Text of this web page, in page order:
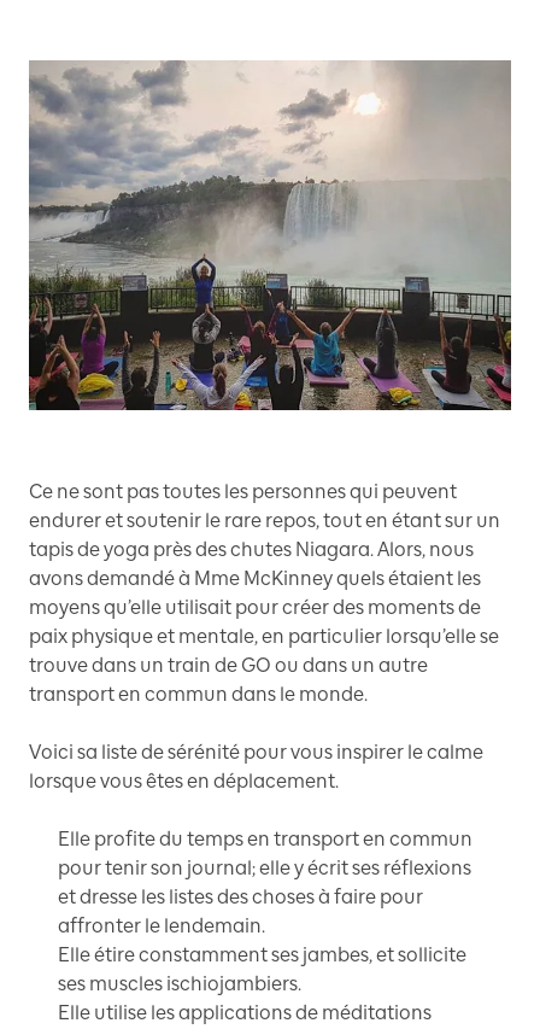
Ce ne sont pas toutes les personnes qui peuvent
endurer et soutenir le rare repos, tout en étant sur un
tapis de yoga près des chutes Niagara. Alors, nous
avons demandé à Mme McKinney quels étaient les
moyens qu’elle utilisait pour créer des moments de
paix physique et mentale, en particulier lorsqu’elle se
trouve dans un train de GO ou dans un autre
transport en commun dans le monde.
Voici sa liste de sérénité pour vous inspirer le calme
lorsque vous êtes en déplacement.
Elle profite du temps en transport en commun
pour tenir son journal; elle y écrit ses réflexions
et dresse les listes des choses à faire pour
affronter le lendemain.
Elle étire constamment ses jambes, et sollicite
ses muscles ischiojambiers.
Elle utilise les applications de méditations